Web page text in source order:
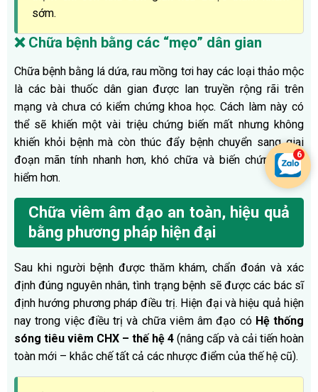
sớm.
❌ Chữa bệnh bằng các “mẹo” dân gian
Chữa bệnh bằng lá dứa, rau mồng tơi hay các loại thảo mộc
là các bài thuốc dân gian được lan truyền rộng rãi trên
mạng và chưa có kiểm chứng khoa học. Cách làm này có
thể sẽ khiến một vài triệu chứng biến mất nhưng không
khiến khỏi bệnh mà còn thúc đẩy bệnh chuyển sang giai
đoạn mãn tính nhanh hơn, khó chữa và biến chứng nguy
hiểm hơn.
Chữa viêm âm đạo an toàn, hiệu quả
bằng phương pháp hiện đại
Sau khi người bệnh được thăm khám, chẩn đoán và xác
định đúng nguyên nhân, tình trạng bệnh sẽ được các bác sĩ
định hướng phương pháp điều trị. Hiện đại và hiệu quả hiện
nay trong việc điều trị và chữa viêm âm đạo có Hệ thống
sóng tiêu viêm CHX – thế hệ 4 (nâng cấp và cải tiến hoàn
toàn mới – khắc chế tất cả các nhược điểm của thế hệ cũ).